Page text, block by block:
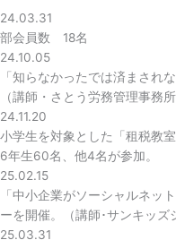
24.03.31
部会員数 18名
24.10.05
「知らなかったでは済まされ
（講師・さとう労務管理事務
24.11.20
小学生を対象とした「租税教
6年生60名、他4名が参加。
25.02.15
「中小企業がソーシャルネッ
ーを開催。（講師･サンキッズ
25.03.31